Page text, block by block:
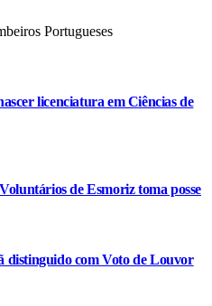
licenciatura em Ciências de
de Esmoriz toma posse
distinguido com Voto de Louvor